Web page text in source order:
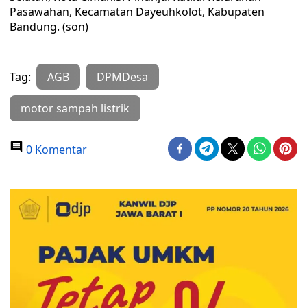
Pasawahan, Kecamatan Dayeuhkolot, Kabupaten
Bandung. (son)
Tag: AGB DPMDesa
motor sampah listrik
0 Komentar